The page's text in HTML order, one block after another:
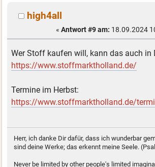
high4all
« Antwort #9 am: 18.09.2024
Wer Stoff kaufen will, kann das auch in
https://www.stoffmarktholland.de/
Termine im Herbst:
https://www.stoffmarktholland.de/
Herr, ich danke Dir dafür, dass ich wunderbar
sind deine Werke; das erkennt meine Seele.
Never be limited by other people's limited